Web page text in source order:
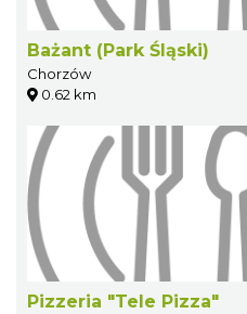
Bażant (Park Śląski)
Chorzów
0.62 km
Pizzeria "Tele Pizza"